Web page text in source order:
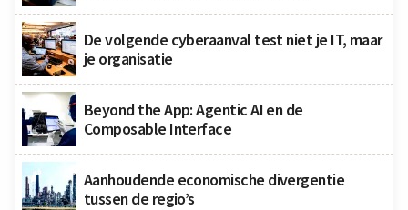
De volgende cyberaanval test niet je IT, maar
je organisatie
Beyond the App: Agentic AI en de
Composable Interface
Aanhoudende economische divergentie
tussen de regio’s